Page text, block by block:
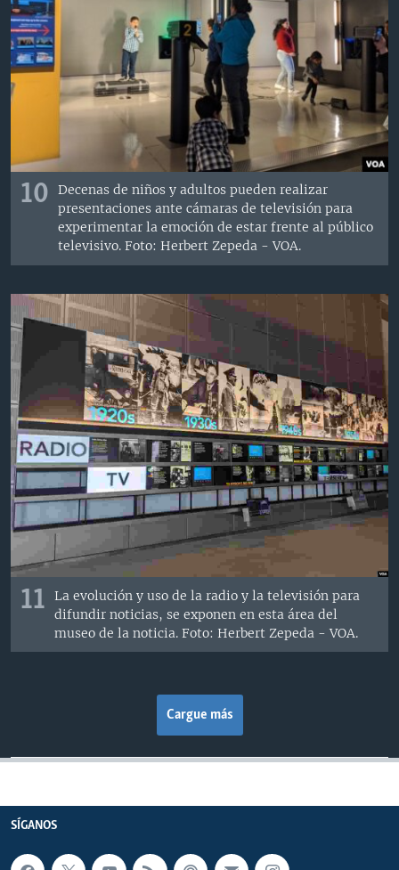
10
Decenas de niños y adultos pueden realizar
presentaciones ante cámaras de televisión para
experimentar la emoción de estar frente al público
televisivo. Foto: Herbert Zepeda - VOA.
11
La evolución y uso de la radio y la televisión para
difundir noticias, se exponen en esta área del
museo de la noticia. Foto: Herbert Zepeda - VOA.
Cargue más
SÍGANOS